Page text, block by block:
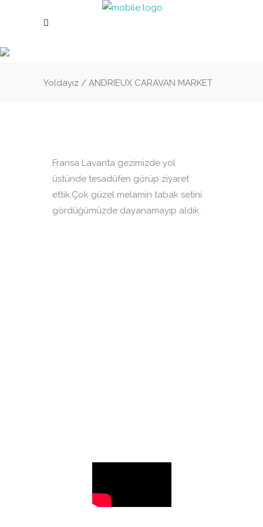
Yoldayız / ANDRIEUX CARAVAN MARKET
Fransa Lavanta gezimizde yol
üstünde tesadüfen görüp ziyaret
ettik.Çok güzel melamin tabak setini
gördüğümüzde dayanamayıp aldık.